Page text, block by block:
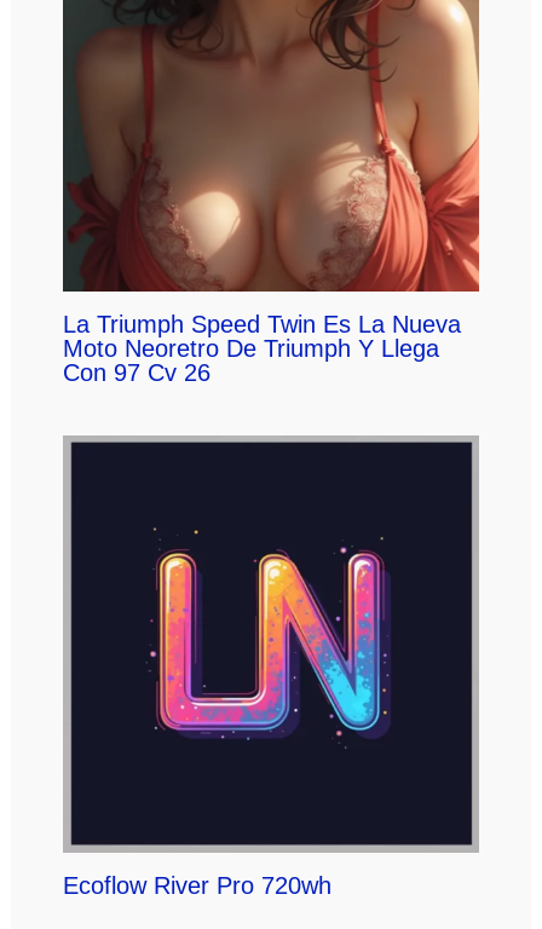
La Triumph Speed Twin Es La Nueva
Moto Neoretro De Triumph Y Llega
Con 97 Cv 26
Ecoflow River Pro 720wh